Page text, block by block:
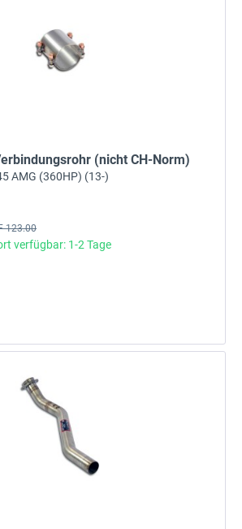
(nicht CH-Norm)
AMG (360HP) (13-)
123.00
verfügbar: 1-2 Tage